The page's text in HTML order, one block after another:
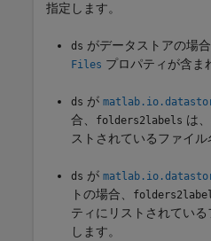
指定します。
ds がデータストアの場
Files プロパティが含ま
ds が
合、
folders2labels は、
ストされているファイル
ds が
トの場合、
ティにリストされてい
します。